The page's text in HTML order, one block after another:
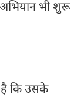
अभियान भी शुरू
है कि उसके